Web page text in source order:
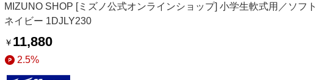
MIZUNO SHOP [ミズノ公式オンラインショップ] 小学生軟式用／ソフ
ネイビー 1DJLY230
￥ 11,880
2.5%